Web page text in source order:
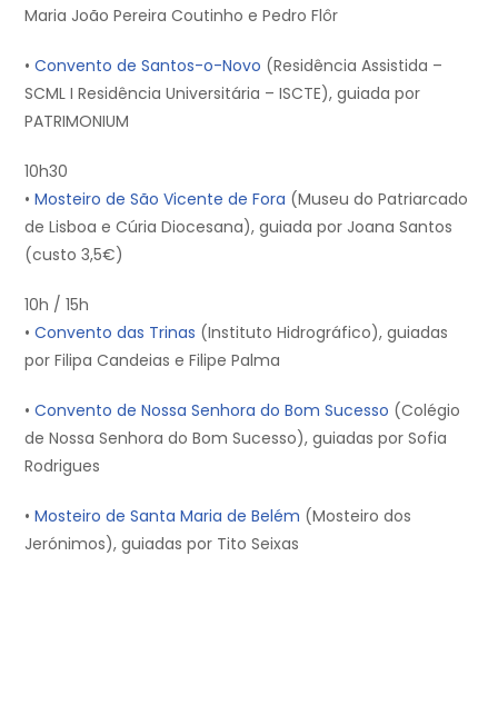
Maria João Pereira Coutinho e Pedro Flôr
• Convento de Santos-o-Novo (Residência Assistida –
SCML I Residência Universitária – ISCTE), guiada por
PATRIMONIUM
10h30
• Mosteiro de São Vicente de Fora (Museu do Patriarcado
de Lisboa e Cúria Diocesana), guiada por Joana Santos
(custo 3,5€)
10h / 15h
• Convento das Trinas (Instituto Hidrográfico), guiadas
por Filipa Candeias e Filipe Palma
• Convento de Nossa Senhora do Bom Sucesso (Colégio
de Nossa Senhora do Bom Sucesso), guiadas por Sofia
Rodrigues
• Mosteiro de Santa Maria de Belém (Mosteiro dos
Jerónimos), guiadas por Tito Seixas